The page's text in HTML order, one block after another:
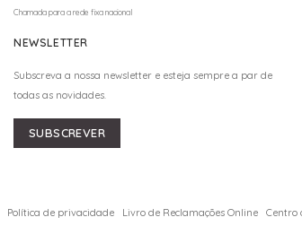
Chamada para a rede fixa nacional
NEWSLETTER
Subscreva a nossa newsletter e esteja sempre a par de
todas as novidades.
SUBSCREVER
Política de privacidade Livro de Reclamações Online Centro